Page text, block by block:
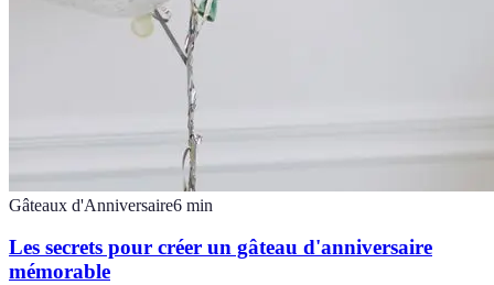
Gâteaux d'Anniversaire6 min
Les secrets pour créer un gâteau d'anniversaire
mémorable